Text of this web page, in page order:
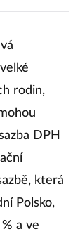
rodin,
DPH
která
Polsko,
a ve